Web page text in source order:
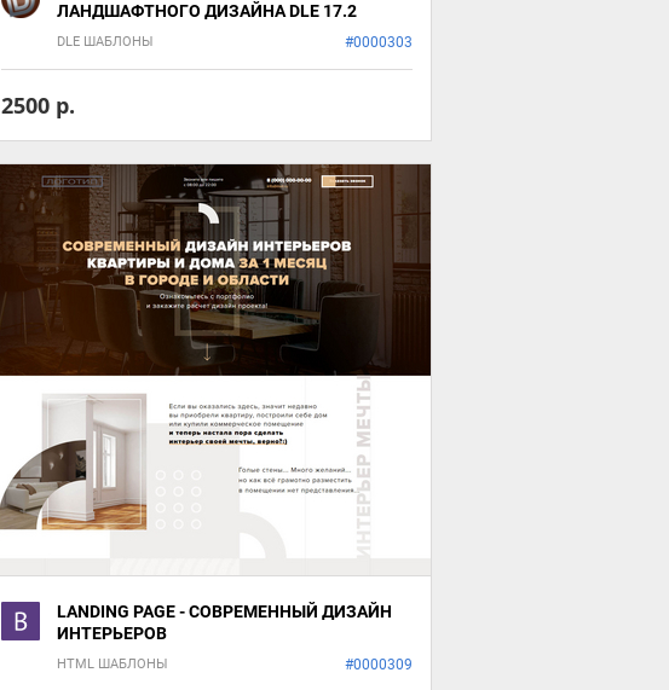
ЛАНДШАФТНОГО ДИЗАЙНА DLE 17.2
DLE ШАБЛОНЫ #0000303
2500 р.
LANDING PAGE - СОВРЕМЕННЫЙ ДИЗАЙН
ИНТЕРЬЕРОВ
HTML ШАБЛОНЫ #0000309